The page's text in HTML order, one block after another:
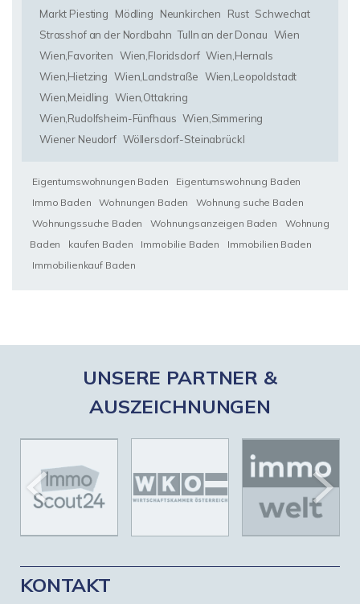
Markt Piesting
Mödling Neunkirchen Rust Schwechat
Strasshof an der Nordbahn Tulln an der Donau Wien
Wien,Favoriten Wien,Floridsdorf Wien,Hernals
Wien,Hietzing Wien,Landstraße Wien,Leopoldstadt
Wien,Meidling Wien,Ottakring
Wien,Rudolfsheim-Fünfhaus Wien,Simmering
Wiener Neudorf Wöllersdorf-Steinabrückl
Eigentumswohnungen Baden
Eigentumswohnung Baden
Immo Baden
Wohnungen Baden
Wohnung suche Baden
Wohnungssuche Baden
Wohnungsanzeigen Baden
Wohnung
Baden
kaufen Baden Immobilie Baden
Immobilien Baden
Immobilienkauf Baden
UNSERE PARTNER &
AUSZEICHNUNGEN
KONTAKT